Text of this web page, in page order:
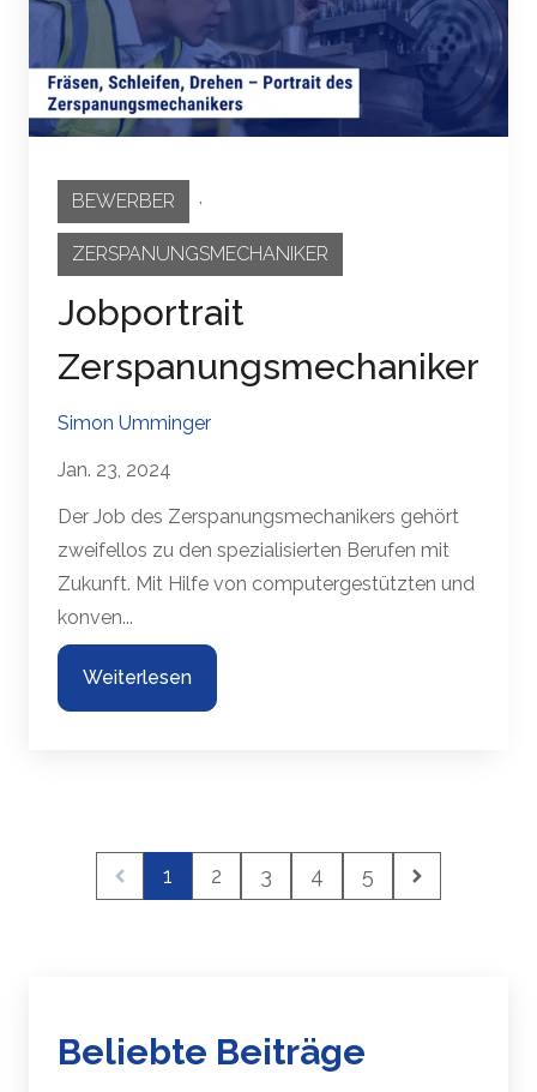
BEWERBER
ZERSPANUNGSMECHANIKER
Jobportrait
Zerspanungsmechaniker
Simon Umminger
Jan. 23, 2024
Der Job des Zerspanungsmechanikers gehört
zweifellos zu den spezialisierten Berufen mit
Zukunft. Mit Hilfe von computergestützten und
konven...
Weiterlesen
1 2 3 4 5
Beliebte Beiträge